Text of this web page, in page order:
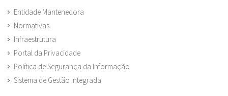
Entidade Mantenedora
Normativas
Infraestrutura
Portal da Privacidade
Política de Segurança da Informação
Sistema de Gestão Integrada